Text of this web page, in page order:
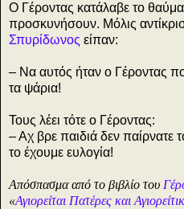
Ο Γέροντας κατάλαβε το
προσκυνήσουν. Μόλις
Σπυρίδωνος είπαν:
– Να αυτός ήταν ο Γέροντας
τα ψάρια!
Τους λέει τότε ο Γέροντας:
– Αχ βρε παιδιά δεν παίρνατε
το έχουμε ευλογία!
Απόσπασμα από το βιβλίο του
«Αγιορείται Πατέρες και